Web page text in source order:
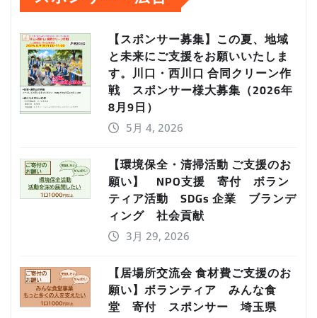
【スポンサー募集】この夏、地域
と未来にご支援をお願いいたしま
す。川口・西川口 合同クリーン作
戦 スポンサー様大募集（2026年
8月9日）
5月 4, 2026
【環境保全・清掃活動 ご支援のお
願い】 NPO支援 寄付 ボラン
ティア活動 SDGs 企業 ブランデ
ィング 社会貢献
3月 29, 2026
【居場所交流会 食材費ご支援のお
願い】ボランティア みんな食
堂 寄付 スポンサー 埼玉県